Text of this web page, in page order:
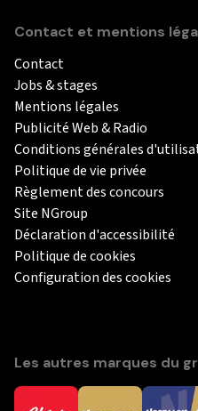
Contact et mentions
Contact
Jobs & stages
Mentions légales
Publicité Web & Radio
Conditions générales
Politique de vie privée
Règlement des concours
Site NGroup
Déclaration d'accessibilité
Politique de cookies
Configuration des cookies
Les autres marques du